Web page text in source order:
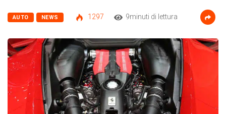
AUTO NEWS 1297 9minuti di lettura